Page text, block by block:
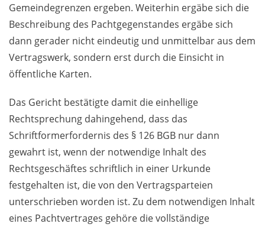
Gemeindegrenzen ergeben. Weiterhin ergäbe sich die
Beschreibung des Pachtgegenstandes ergäbe sich
dann gerader nicht eindeutig und unmittelbar aus dem
Vertragswerk, sondern erst durch die Einsicht in
öffentliche Karten.
Das Gericht bestätigte damit die einhellige
Rechtsprechung dahingehend, dass das
Schriftformerfordernis des § 126 BGB nur dann
gewahrt ist, wenn der notwendige Inhalt des
Rechtsgeschäftes schriftlich in einer Urkunde
festgehalten ist, die von den Vertragsparteien
unterschrieben worden ist. Zu dem notwendigen Inhalt
eines Pachtvertrages gehöre die vollständige